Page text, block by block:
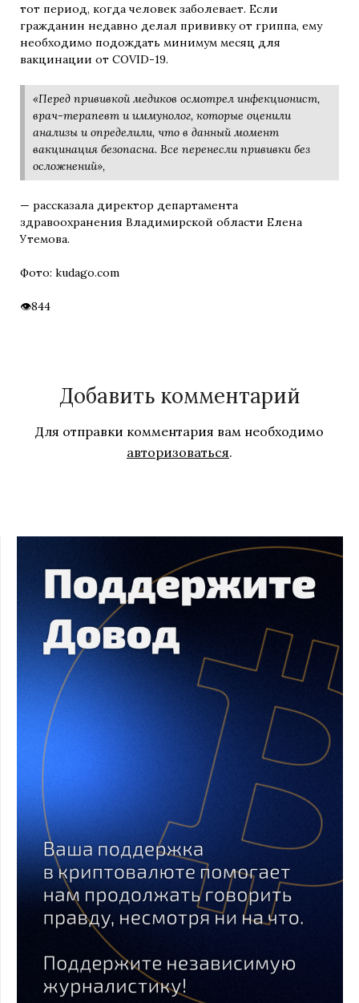
тот период, когда человек заболевает. Если
гражданин недавно делал прививку от гриппа, ему
необходимо подождать минимум месяц для
вакцинации от COVID-19.
«Перед прививкой медиков осмотрел инфекционист,
врач-терапевт и иммунолог, которые оценили
анализы и определили, что в данный момент
вакцинация безопасна. Все перенесли прививки без
осложнений»,
— рассказала директор департамента
здравоохранения Владимирской области Елена
Утемова.
Фото: kudago.com
844
Добавить комментарий
Для отправки комментария вам необходимо
авторизоваться.